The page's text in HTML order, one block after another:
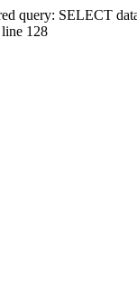
query: SELECT
128